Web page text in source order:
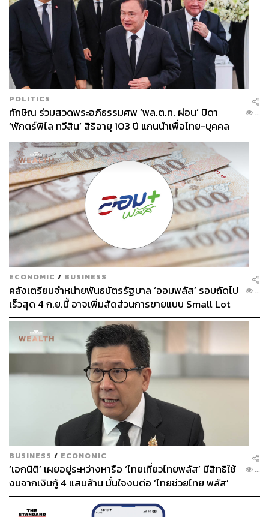
POLITICS
ทักษิณ ร่วมสวดพระอภิธรรมศพ ‘พล.ต.ท. ผ่อน’ บิดา
‘พักตร์พิไล ทวีสิน’ สิริอายุ 103 ปี แกนนำเพื่อไทย-บุคคล
หลากวงการร่วมอาลัย
...
ECONOMIC / BUSINESS
คลังเตรียมจำหน่ายพันธบัตรรัฐบาล ‘ออมพลัส’ รอบถัดไป
เร็วสุด 4 ก.ย.นี้ อาจเพิ่มสัดส่วนการขายแบบ Small Lot
First มากขึ้น
...
BUSINESS / ECONOMIC
‘เอกนิติ’ เผยอยู่ระหว่างหารือ ‘ไทยเที่ยวไทยพลัส’ มีสิทธิใช้
งบจากเงินกู้ 4 แสนล้าน มั่นใจงบต่อ ‘ไทยช่วยไทย พลัส’
เฟส 2 มีเพียงพอ
...